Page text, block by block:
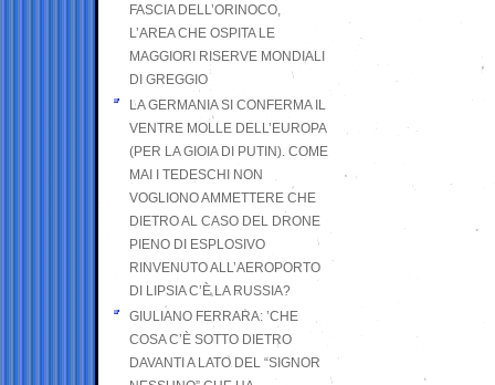
FASCIA DELL’ORINOCO,
L’AREA CHE OSPITA LE
MAGGIORI RISERVE MONDIALI
DI GREGGIO
LA GERMANIA SI CONFERMA IL
VENTRE MOLLE DELL’EUROPA
(PER LA GIOIA DI PUTIN). COME
MAI I TEDESCHI NON
VOGLIONO AMMETTERE CHE
DIETRO AL CASO DEL DRONE
PIENO DI ESPLOSIVO
RINVENUTO ALL’AEROPORTO
DI LIPSIA C’È LA RUSSIA?
GIULIANO FERRARA: ’CHE
COSA C’È SOTTO DIETRO
DAVANTI A LATO DEL “SIGNOR